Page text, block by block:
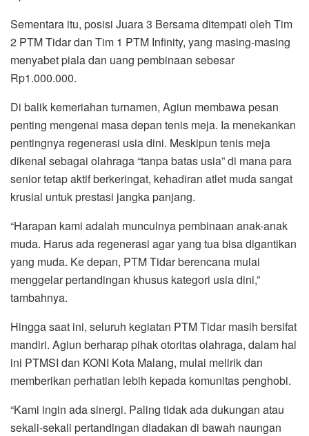
Sementara itu, posisi Juara 3 Bersama ditempati oleh Tim
2 PTM Tidar dan Tim 1 PTM Infinity, yang masing-masing
menyabet piala dan uang pembinaan sebesar
Rp1.000.000.
Di balik kemeriahan turnamen, Agiun membawa pesan
penting mengenai masa depan tenis meja. Ia menekankan
pentingnya regenerasi usia dini. Meskipun tenis meja
dikenal sebagai olahraga “tanpa batas usia” di mana para
senior tetap aktif berkeringat, kehadiran atlet muda sangat
krusial untuk prestasi jangka panjang.
“Harapan kami adalah munculnya pembinaan anak-anak
muda. Harus ada regenerasi agar yang tua bisa digantikan
yang muda. Ke depan, PTM Tidar berencana mulai
menggelar pertandingan khusus kategori usia dini,”
tambahnya.
Hingga saat ini, seluruh kegiatan PTM Tidar masih bersifat
mandiri. Agiun berharap pihak otoritas olahraga, dalam hal
ini PTMSI dan KONI Kota Malang, mulai melirik dan
memberikan perhatian lebih kepada komunitas penghobi.
“Kami ingin ada sinergi. Paling tidak ada dukungan atau
sekali-sekali pertandingan diadakan di bawah naungan